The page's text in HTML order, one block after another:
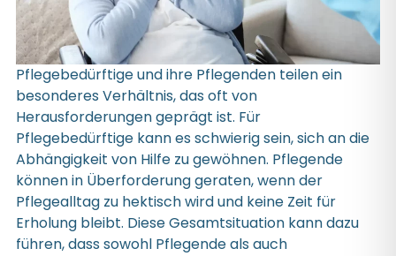
Pflegebedürftige und ihre Pflegenden teilen ein
besonderes Verhältnis, das oft von
Herausforderungen geprägt ist. Für
Pflegebedürftige kann es schwierig sein, sich an die
Abhängigkeit von Hilfe zu gewöhnen. Pflegende
können in Überforderung geraten, wenn der
Pflegealltag zu hektisch wird und keine Zeit für
Erholung bleibt. Diese Gesamtsituation kann dazu
führen, dass sowohl Pflegende als auch